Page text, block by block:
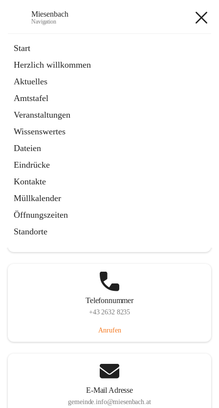
Miesenbach
Navigation
Start
Herzlich willkommen
Aktuelles
Amtstafel
Veranstaltungen
Wissenswertes
Dateien
Eindrücke
Kontakte
Müllkalender
Öffnungszeiten
Standorte
Externe Webseite
in
Tab
Region Schneebergland
Externe Webseite
öffnet
in
neuem
Tab
Telefonnummer
+43 2632 8235
Anrufen
E-Mail Adresse
gemeinde.info@miesenbach.at